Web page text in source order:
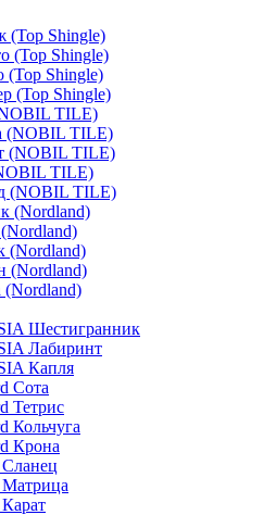
(Top Shingle)
(Top Shingle)
(Top Shingle)
(Top Shingle)
TILE)
(NOBIL TILE)
(NOBIL TILE)
TILE)
(NOBIL TILE)
(Nordland)
(Nordland)
(Nordland)
(Nordland)
Шестигранник
Лабиринт
Капля
Сота
Тетрис
Кольчуга
Крона
Матрица